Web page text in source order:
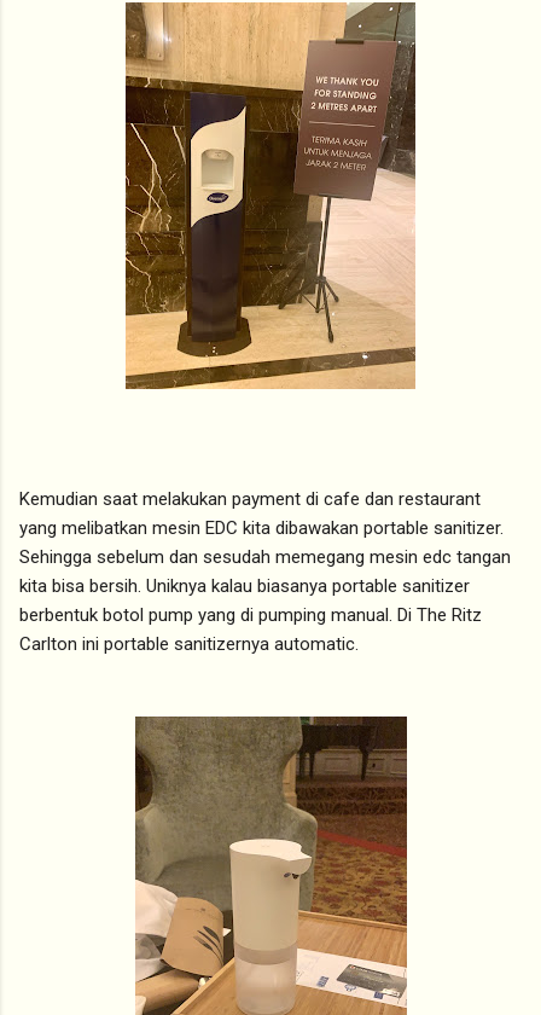
Kemudian saat melakukan payment di cafe dan restaurant
yang melibatkan mesin EDC kita dibawakan portable sanitizer.
Sehingga sebelum dan sesudah memegang mesin edc tangan
kita bisa bersih. Uniknya kalau biasanya portable sanitizer
berbentuk botol pump yang di pumping manual. Di The Ritz
Carlton ini portable sanitizernya automatic.